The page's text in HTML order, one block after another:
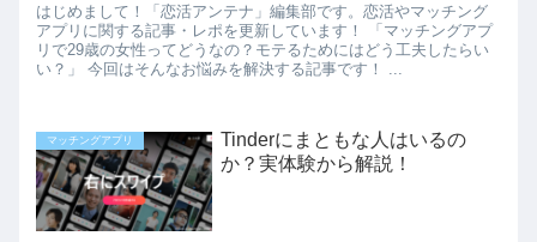
はじめまして！「恋活アンテナ」編集部です。恋活やマッチング
アプリに関する記事・レポを更新しています！ 「マッチングアプ
リで29歳の女性ってどうなの？モテるためにはどう工夫したらい
い？」 今回はそんなお悩みを解決する記事です！ ...
マッチングアプリ
Tinderにまともな人はいるの
か？実体験から解説！